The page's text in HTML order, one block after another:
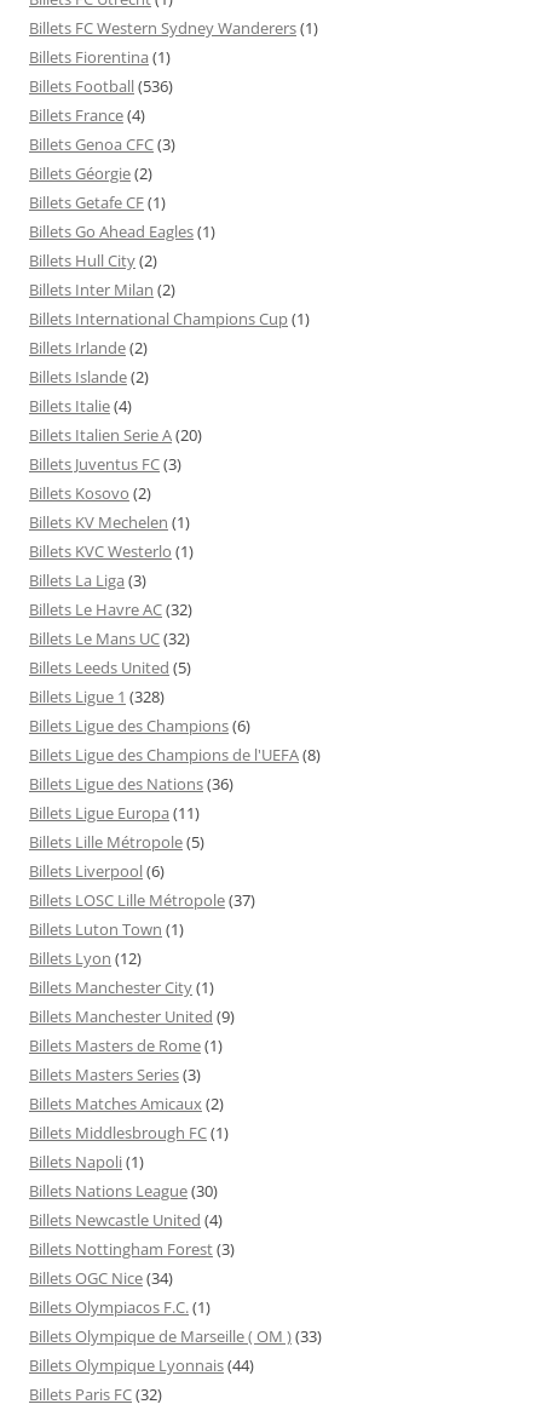
Billets FC Western Sydney Wanderers(1)
Billets Fiorentina (1)
Billets Football(536)
Billets France(4)
Billets Genoa CFC(3)
Billets Géorgie(2)
Billets Getafe CF(1)
Billets Go Ahead Eagles(1)
Billets Hull City(2)
Billets Inter Milan (2)
Billets International Champions Cup(1)
Billets Irlande(2)
Billets Islande(2)
Billets Italie(4)
Billets Italien Serie A(20)
Billets Juventus FC(3)
Billets Kosovo (2)
Billets KV Mechelen (1)
Billets KVC Westerlo (1)
Billets La Liga (3)
Billets Le Havre AC(32)
Billets Le Mans UC(32)
Billets Leeds United (5)
Billets Ligue 1 (328)
Billets Ligue des Champions(6)
Billets Ligue des Champions de l'UEFA(8)
Billets Ligue des Nations(36)
Billets Ligue Europa (11)
Billets Lille Métropole(5)
Billets Liverpool(6)
Billets LOSC Lille Métropole(37)
Billets Luton Town (1)
Billets Lyon (12)
Billets Manchester City(1)
Billets Manchester United (9)
Billets Masters de Rome(1)
Billets Masters Series(3)
Billets Matches Amicaux(2)
Billets Middlesbrough FC(1)
Billets Napoli(1)
Billets Nations League(30)
Billets Newcastle United (4)
Billets Nottingham Forest(3)
Billets OGC Nice(34)
Billets Olympiacos F.C.(1)
Billets Olympique de Marseille ( OM )(33)
Billets Olympique Lyonnais(44)
Billets Paris FC(32)